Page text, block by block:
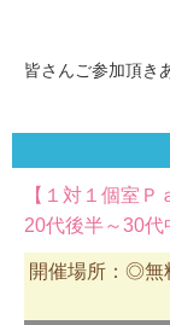
皆さんご参加頂き
【１対１個室
20代後半～30代
開催場所：◎無